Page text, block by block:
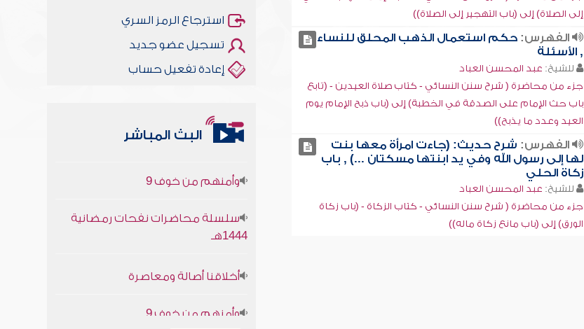
إلى الصلاة) إلى (باب التهجير إلى الصلاة))
الفهرس: حكم استعمال الذهب المحلق للنساء
, الأسئلة
للشيخ: عبد المحسن العباد
جزء من محاضرة ( شرح سنن النسائي - كتاب صلاة العيدين - (تابع
باب حث الإمام على الصدقة في الخطبة) إلى (باب ذبح الإمام يوم
العيد وعدد ما يذبح))
الفهرس: شرح حديث: (جاءت امرأة معها بنت
لها إلى رسول الله وفي يد ابنتها مسكتان ...) , باب
زكاة الحلي
للشيخ: عبد المحسن العباد
جزء من محاضرة ( شرح سنن النسائي - كتاب الزكاة - (باب زكاة
الورق) إلى (باب مانع زكاة ماله))
استرجاع الرمز السري
تسجيل عضو جديد
إعادة تفعيل حساب
البث المباشر
أخلاقنا أصالة ومعاصرة
1444هـ